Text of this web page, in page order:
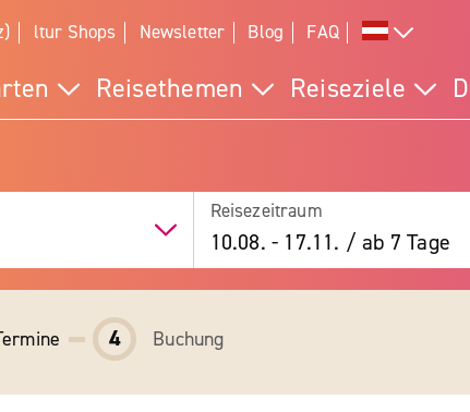
ltur Shops Newsletter Blog FAQ
Reisethemen Reiseziele
Reisezeitraum
10.08. - 17.11. / ab 7 Tage
4 Buchung